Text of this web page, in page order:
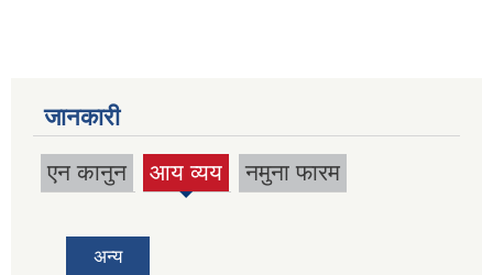
जानकारी
एन कानुन आय व्यय
(active
नमुना फारम
अन्य